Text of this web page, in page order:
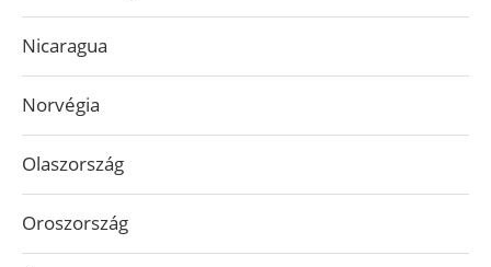
Nicaragua
Norvégia
Olaszország
Oroszország